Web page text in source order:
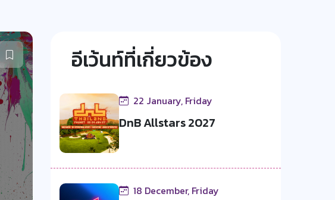
อีเว้นท์ที่เกี่ยวข้อง
22 January, Friday
DnB Allstars 2027
18 December, Friday